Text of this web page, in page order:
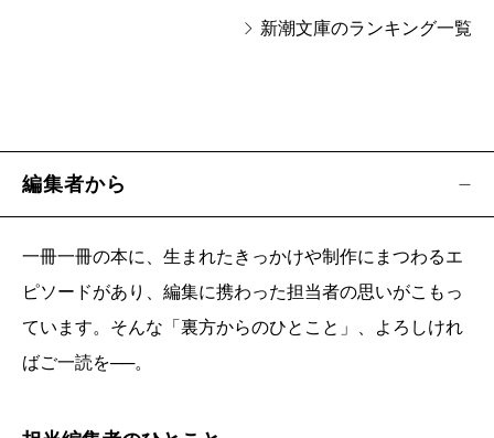
新潮文庫のランキング一覧
編集者から
一冊一冊の本に、生まれたきっかけや制作にまつわるエ
ピソードがあり、編集に携わった担当者の思いがこもっ
ています。そんな「裏方からのひとこと」、よろしけれ
ばご一読を──。